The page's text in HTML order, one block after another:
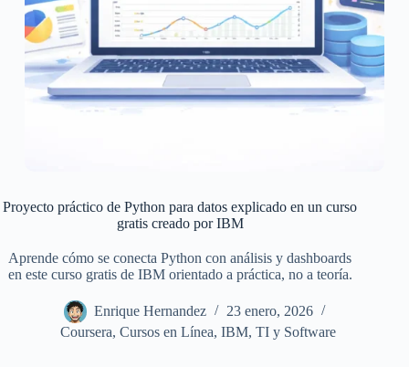
Proyecto práctico de Python para datos explicado en un curso
gratis creado por IBM
Aprende cómo se conecta Python con análisis y dashboards
en este curso gratis de IBM orientado a práctica, no a teoría.
Enrique Hernandez
23 enero, 2026
Coursera,Cursos en Línea,IBM,TI y Software